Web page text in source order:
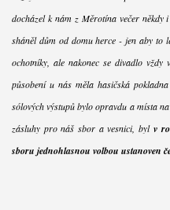
docházel k nám z Měrotína večer
sháněl dům od domu herce - jen aby to
ochotníky, ale nakonec se divadlo
působení u nás měla hasičská
sólových výstupů bylo opravdu a místa
zásluhy pro náš sbor a vesnici, byl v
sboru jednohlasnou volbou ustanoven